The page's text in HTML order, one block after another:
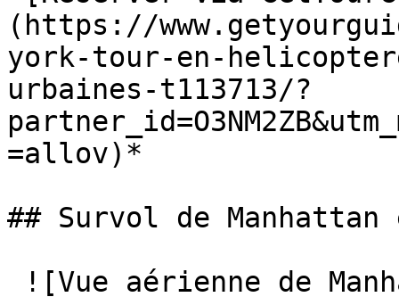
(https://
york-tour-en-
urbaines-t113713/?
=allov)*
## Survol de